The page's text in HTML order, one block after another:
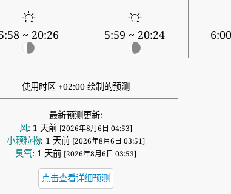
~ 20:26 5:59 ~ 20:24
使用时区 +02:00 绘制的预测
最新预测更新:
风: 1 天前 [2026年8月6日 04:53]
小颗粒物: 1 天前 [2026年8月6日 03:51]
臭氧: 1 天前 [2026年8月6日 03:53]
点击查看详细预测